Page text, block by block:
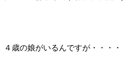
４歳の娘がいるんですが・・・・